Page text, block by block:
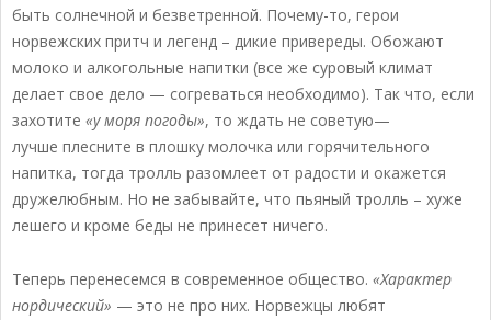
быть солнечной и безветренной. Почему-то, герои
норвежских притч и легенд – дикие привереды. Обожают
молоко и алкогольные напитки (все же суровый климат
делает свое дело — согреваться необходимо). Так что, если
захотите «у моря погоды», то ждать не советую—
лучше плесните в плошку молочка или горячительного
напитка, тогда тролль разомлеет от радости и окажется
дружелюбным. Но не забывайте, что пьяный тролль – хуже
лешего и кроме беды не принесет ничего.
Теперь перенесемся в современное общество. «Характер
нордический» — это не про них. Норвежцы любят